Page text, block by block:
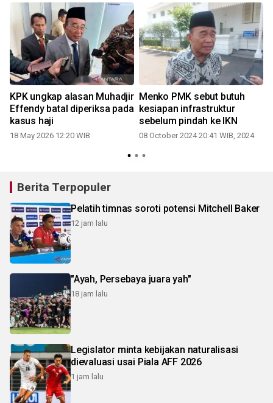
KPK ungkap alasan Muhadjir
Effendy batal diperiksa pada
kasus haji
18 May 2026 12:20 WIB
Menko PMK sebut butuh
kesiapan infrastruktur
sebelum pindah ke IKN
08 October 2024 20:41 WIB, 2024
Berita Terpopuler
Pelatih timnas soroti potensi Mitchell Baker
12 jam lalu
"Ayah, Persebaya juara yah"
18 jam lalu
Legislator minta kebijakan naturalisasi
dievaluasi usai Piala AFF 2026
1 jam lalu